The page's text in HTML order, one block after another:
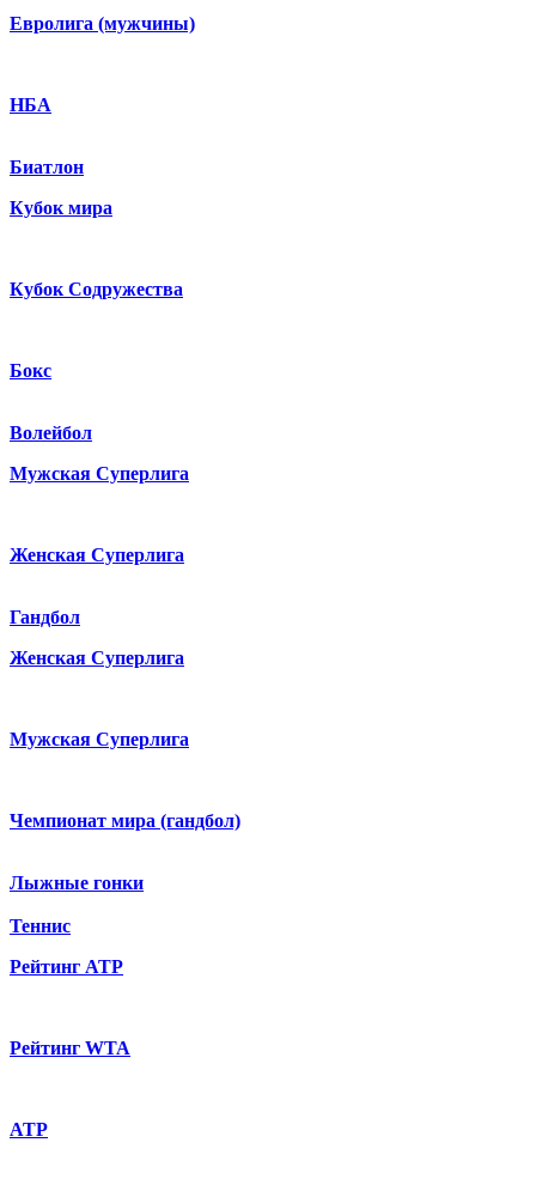
Евролига (мужчины)
НБА
Биатлон
Кубок мира
Кубок Содружества
Бокс
Волейбол
Мужская Суперлига
Женская Суперлига
Гандбол
Женская Суперлига
Мужская Суперлига
Чемпионат мира (гандбол)
Лыжные гонки
Теннис
Рейтинг ATP
Рейтинг WTA
ATP